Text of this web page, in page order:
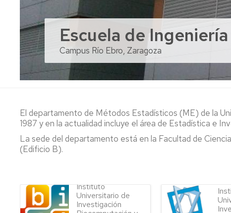
APEDIF
ECUACIONES
(GRUPO
ZARAGOZA)
MODELOS
Y
BAYESIANOS
Escuela de
Campus Río Ebro, Zaragoza
Facultad de Ciencias
Campus Plaza San Francisco. Zaragoza
Facultad de Ciencias
Campus Plaza San Francisco, Zaragoza
Facultad de
Campus San Francisco, Zaragoza
Escuela Politécnica
Campus de Huesca
Facultad de
Campus de Huesca
Escuela
Campus de Teruel
Facultad de Ciencias
Campus de Teruel
Facultad de
Campus de Huesca
El departamento de Métodos Estadísticos (ME) de la
1987 y en la actualidad incluye el área de Estadística e
La sede del departamento está en la Facultad de
(Edificio B).
Instituto
Universitario de
Investigación